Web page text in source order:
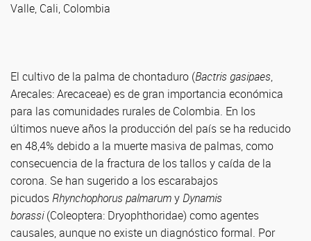
Valle, Cali, Colombia
El cultivo de la palma de chontaduro (Bactris gasipaes,
Arecales: Arecaceae) es de gran importancia económica
para las comunidades rurales de Colombia. En los
últimos nueve años la producción del país se ha reducido
en 48,4% debido a la muerte masiva de palmas, como
consecuencia de la fractura de los tallos y caída de la
corona. Se han sugerido a los escarabajos
picudosRhynchophorus palmarumyDynamis
borassi(Coleoptera: Dryophthoridae) como agentes
causales, aunque no existe un diagnóstico formal. Por